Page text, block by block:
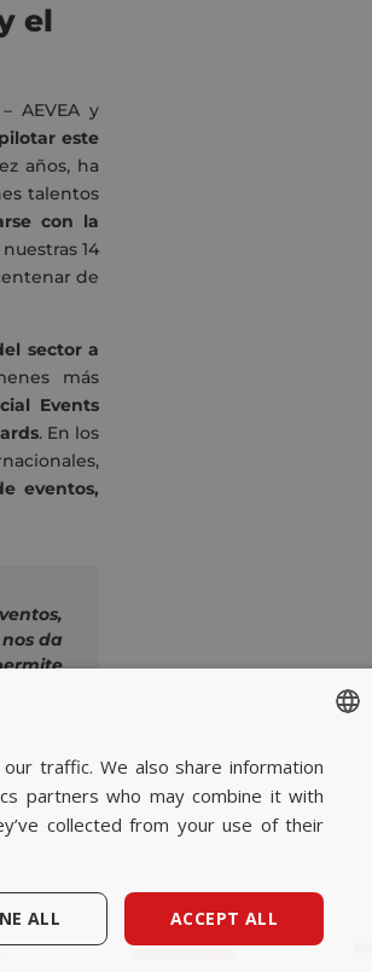
el
AEVEA y
este
años, ha
talentos
con la
14
de
sector a
más
Events
. En los
eventos,
da
SPANISH
BASQUE
traffic. We also share information
partners who may combine it with
collected from your use of their
ACCEPT ALL
ALL